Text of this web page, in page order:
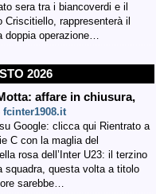
sera tra i biancoverdi e il
rappresenterà il
doppia operazione…
2026
affare in chiusura,
fcinter1908.it
Google: clicca qui Rientrato a
C con la maglia del
rosa dell’Inter U23: il terzino
squadra, questa volta a titolo
sarebbe…